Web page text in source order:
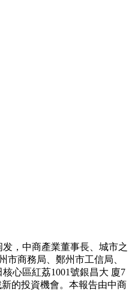
，中商產業董事長、城市之
商務局、鄭州市工信局、
心區紅荔1001號銀昌大 廈7
的投資機會。本報告由中商